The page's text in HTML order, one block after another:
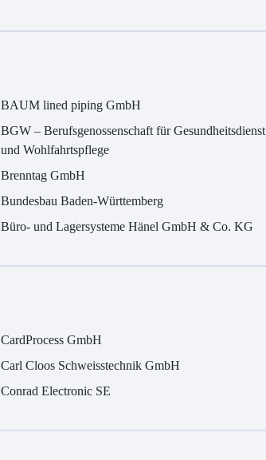
BAUM lined piping GmbH
BGW – Berufsgenossenschaft für Gesundheitsdienst
und Wohlfahrtspflege
Brenntag GmbH
Bundesbau Baden-Württemberg
Büro- und Lagersysteme Hänel GmbH & Co. KG
CardProcess GmbH
Carl Cloos Schweisstechnik GmbH
Conrad Electronic SE